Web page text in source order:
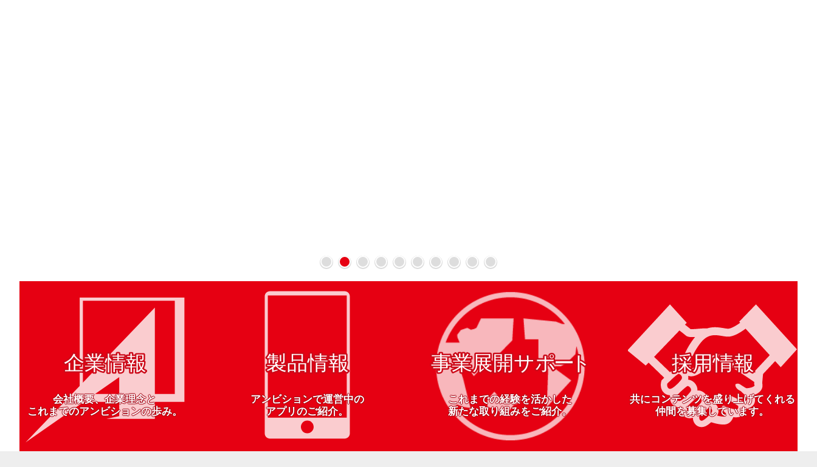
会社概要、企業理念と
これまでのアンビションの歩み。
アンビションで運営中の
アプリのご紹介。
これまでの経験を活かした
新たな取り組みをご紹介。
共にコンテンツを盛り上げてくれる
仲間を募集しています。